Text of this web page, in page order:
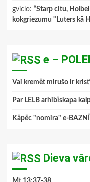
gviclo: “Starp citu,
kokgriezumu "Luters kā
e –
Vai kremēt mirušo ir
Par LELB arhibīskapa
Kāpēc "nomira" e-
Dieva